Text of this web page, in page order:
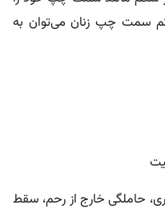
سمت چپ زنان می‌توان به
حاملگی خارج از رحم، سقط